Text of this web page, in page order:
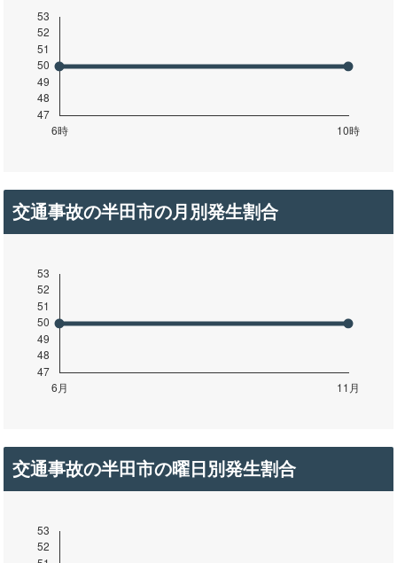
交通事故の半田市の月別発生割合
交通事故の半田市の曜日別発生割合